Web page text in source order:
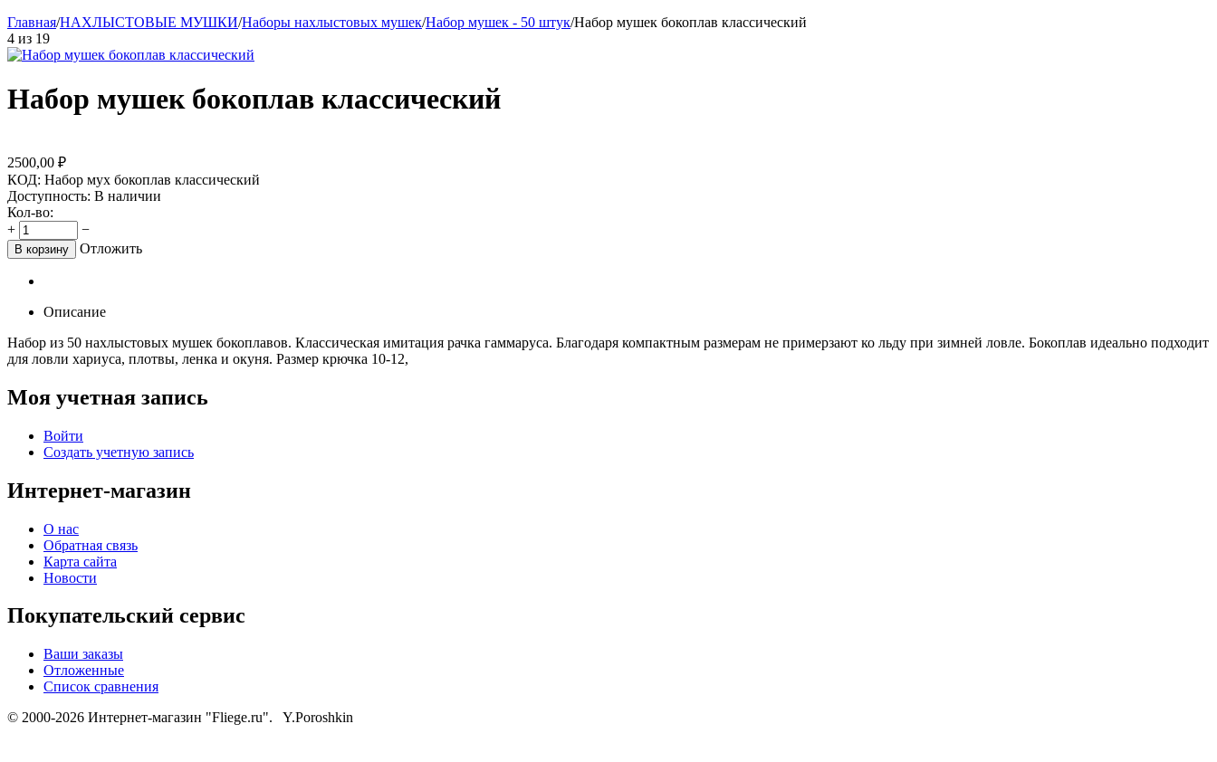
Главная/НАХЛЫСТОВЫЕ МУШКИ/Наборы нахлыстовых мушек/Набор мушек - 50 штук/Набор мушек бокоплав классический
4 из 19
Набор мушек бокоплав классический
2500,00 ₽
КОД: Набор мух бокоплав классический
Доступность: В наличии
Кол-во:
+
−
В корзину Отложить
Описание
Набор из 50 нахлыстовых мушек бокоплавов. Классическая имитация рачка гаммаруса. Благодаря компактным размерам не примерзают ко льду при зимней ловле. Бокоплав идеально подходит
для ловли хариуса, плотвы, ленка и окуня. Размер крючка 10-12,
Моя учетная запись
Войти
Создать учетную запись
Интернет-магазин
О нас
Обратная связь
Карта сайта
Новости
Покупательский сервис
Ваши заказы
Отложенные
Список сравнения
© 2000-2026 Интернет-магазин "Fliege.ru". Y.Poroshkin